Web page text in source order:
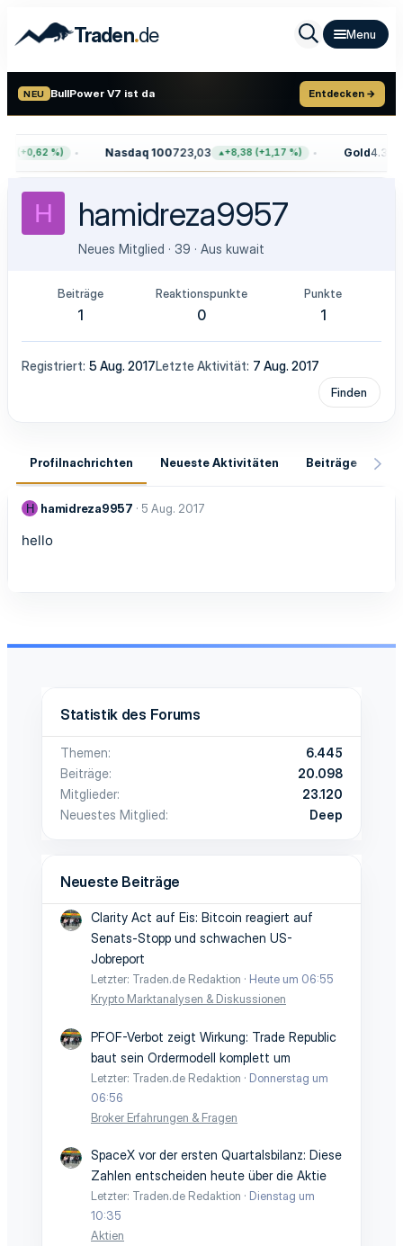
Traden.de
NEU BullPower V7 ist da Entdecken →
(+0,62 %) Nasdaq 100723,03 +8,38 (+1,17 %) Gold
H hamidreza9957
Neues Mitglied · 39 · Aus kuwait
Beiträge
1
Reaktionspunkte
0
Punkte
1
Registriert 5 Aug. 2017Letzte Aktivität 7 Aug. 2017
Finden
Profilnachrichten Neueste Aktivitäten Beiträge
H hamidreza9957 5 Aug. 2017
hello
Statistik des Forums
Themen
6.445
Beiträge
20.098
Mitglieder
23.120
Neuestes Mitglied
Deep
Neueste Beiträge
Clarity Act auf Eis: Bitcoin reagiert auf
Senats-Stopp und schwachen US-
Jobreport
Letzter: Traden.de Redaktion
Heute um 06:55
Krypto Marktanalysen & Diskussionen
PFOF-Verbot zeigt Wirkung: Trade Republic
baut sein Ordermodell komplett um
Letzter: Traden.de Redaktion
Donnerstag um
06:56
Broker Erfahrungen & Fragen
SpaceX vor der ersten Quartalsbilanz: Diese
Zahlen entscheiden heute über die Aktie
Letzter: Traden.de Redaktion
Dienstag um
10:35
Aktien